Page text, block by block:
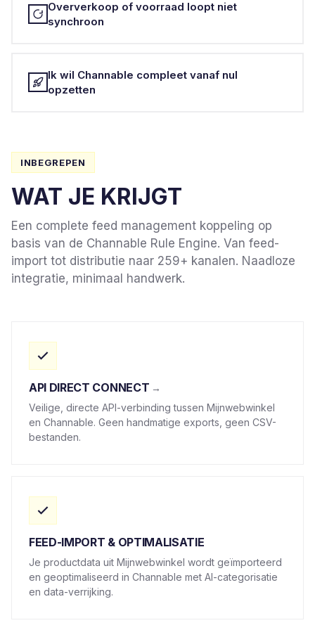
Oververkoop of voorraad loopt niet
synchroon
Ik wil Channable compleet vanaf nul
opzetten
INBEGREPEN
WAT JE KRIJGT
Een complete feed management koppeling op
basis van de Channable Rule Engine. Van feed-
import tot distributie naar 259+ kanalen. Naadloze
integratie, minimaal handwerk.
API DIRECT CONNECT
Veilige, directe API-verbinding tussen Mijnwebwinkel
en Channable. Geen handmatige exports, geen CSV-
bestanden.
FEED-IMPORT & OPTIMALISATIE
Je productdata uit Mijnwebwinkel wordt geïmporteerd
en geoptimaliseerd in Channable met AI-categorisatie
en data-verrijking.